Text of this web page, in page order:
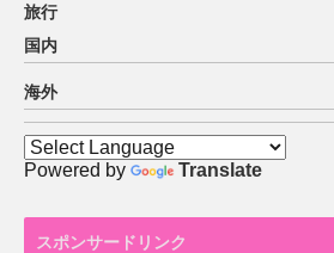
旅行
国内
海外
Powered by Translate
スポンサードリンク